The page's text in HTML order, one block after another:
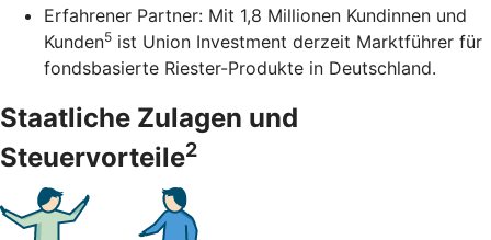
Erfahrener Partner: Mit 1,8 Millionen Kundinnen und
Kunden5 ist Union Investment derzeit Marktführer für
fondsbasierte Riester-Produkte in Deutschland.
Staatliche Zulagen und
Steuervorteile2